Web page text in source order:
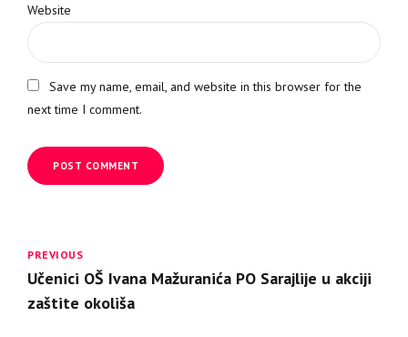
Website
Save my name, email, and website in this browser for the
next time I comment.
POST COMMENT
PREVIOUS
Učenici OŠ Ivana Mažuranića PO Sarajlije u akciji
zaštite okoliša